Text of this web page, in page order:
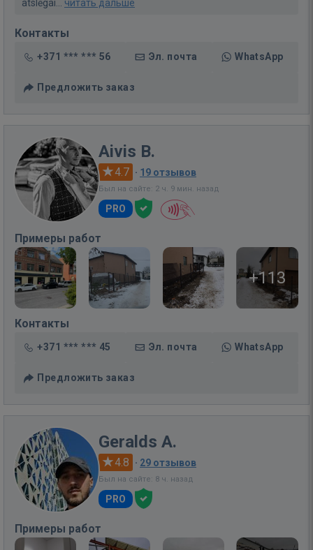
atslēgai... читать дальше
Контакты
+371 *** *** 56 Эл. почта WhatsApp
Предложить заказ
Aivis B.
4.7 · 19 отзывов
Был на сайте: 2 ч. 9 мин. назад
PRO
Примеры работ
+113
Контакты
+371 *** *** 45 Эл. почта WhatsApp
Предложить заказ
Geralds A.
4.8 · 29 отзывов
Был на сайте: 8 ч. назад
PRO
Примеры работ